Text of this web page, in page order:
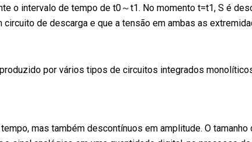
o intervalo de tempo de t0～t1. No momento t=t1, S é
de descarga e que a tensão em ambas as
por vários tipos de circuitos integrados
mas também descontínuos em amplitude. O